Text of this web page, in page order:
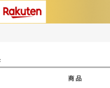
商品